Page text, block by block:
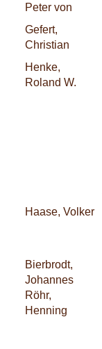
Peter von
Gefert,
Christian
Henke,
Roland W.
Haase, Volker
Bierbrodt,
Johannes
Röhr,
Henning